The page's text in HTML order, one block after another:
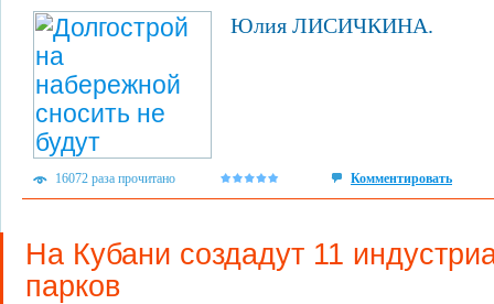
Юлия ЛИСИЧКИНА.
16072 раза прочитано Комментировать
На Кубани создадут 11
парков